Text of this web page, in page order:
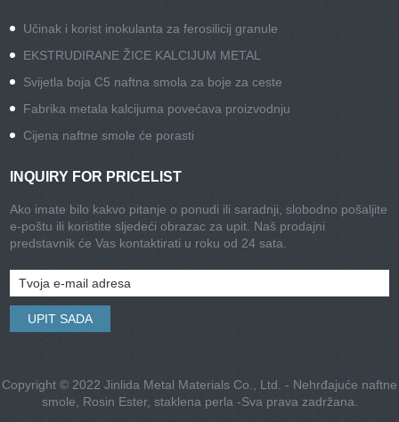
Učinak i korist inokulanta za ferosilicij granule
EKSTRUDIRANE ŽICE KALCIJUM METAL
Svijetla boja C5 naftna smola za boje za ceste
Fabrika metala kalcijuma povećava proizvodnju
Cijena naftne smole će porasti
INQUIRY FOR PRICELIST
Ako imate bilo kakvo pitanje o ponudi ili saradnji, slobodno pošaljite
e-poštu ili koristite sljedeći obrazac za upit. Naš prodajni
predstavnik će Vas kontaktirati u roku od 24 sata.
Copyright © 2022 Jinlida Metal Materials Co., Ltd. - Nehrđajuće naftne
smole, Rosin Ester, staklena perla -Sva prava zadržana.